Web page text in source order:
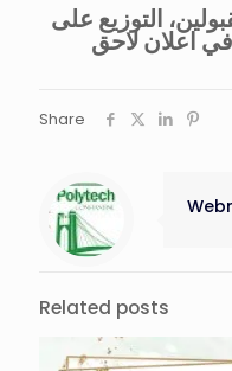
التوزيع على
اعلان لاحق
Share
Related posts